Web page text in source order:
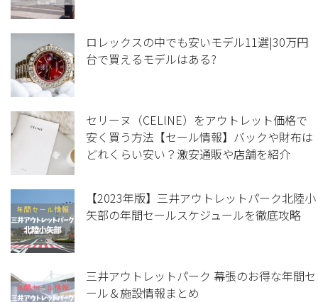
ロレックスの中でも安いモデル11選|30万円
台で買えるモデルはある?
セリーヌ（CELINE）をアウトレット価格で
安く買う方法【セール情報】バックや財布は
どれくらい安い？激安通販や店舗を紹介
【2023年版】三井アウトレットパーク北陸小
矢部の年間セールスケジュールを徹底攻略
三井アウトレットパーク 幕張のお得な年間セ
ール＆施設情報まとめ